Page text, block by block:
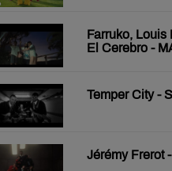
Farruko, Louis
El Cerebro -
Temper City -
Jérémy Frerot